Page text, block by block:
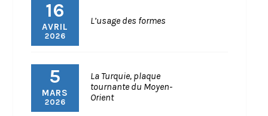
16
AVRIL
2026
L’usage des formes
5
MARS
2026
La Turquie, plaque
tournante du Moyen-
Orient